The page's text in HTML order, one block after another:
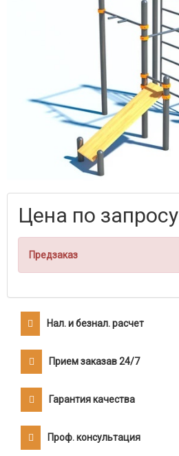
Цена по запросу
Предзаказ
Нал. и безнал. расчет
Прием заказав 24/7
Гарантия качества
Проф. консультация